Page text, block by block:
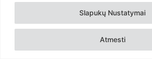
Slapukų Nustatymai
Atmesti